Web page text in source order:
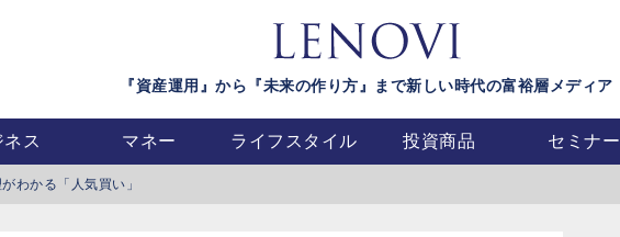
『資産運用』から『未来の作り方』まで新しい時代の富裕層メディア
ネス マネー ライフスタイル 投資商品 セミナー
わかる「人気買い」